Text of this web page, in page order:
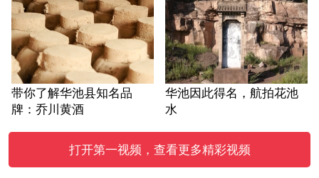
带你了解华池县知名品
牌：乔川黄酒
华池因此得名，航拍花池
水
打开第一视频，查看更多精彩视频